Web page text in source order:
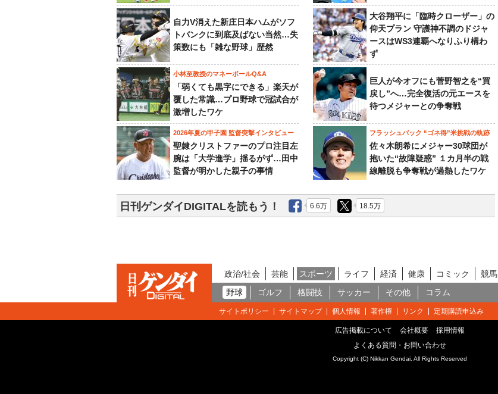
自力V消えた新庄日本ハムがソフ
トバンクに到底及ばない当然…失
策数にも「雑な野球」歴然
大谷翔平に「臨時クローザー」の
仰天プラン 守護神不調のドジャ
ースはWS3連覇へなりふり構わ
ず
小林至教授のマネーボールQ&A
「弱くても黒字にできる」楽天が
覆した常識…プロ野球で冠試合が
激増したワケ
巨人が今オフにも菅野智之を“買
戻し”へ…完全復活の元エースを
待つメジャーとの争奪戦
2026年夏の甲子園 監督突撃インタビュー
聖隷クリストファーのプロ注目左
腕は「大学進学」揺るがず…田中
監督が明かした親子の事情
フラッシュバック “ゴネ得”米挑戦の軌跡
佐々木朗希にメジャー30球団が
抱いた“故障疑惑” １カ月半の戦
線離脱も争奪戦が過熱したワケ
日刊ゲンダイDIGITALを読もう！ 6.6万 18.5万
政治/社会 芸能 スポーツ ライフ 経済 健康 コミック 競馬
野球
ゴルフ 格闘技 サッカー その他 コラム
サイトポリシー サイトマップ 個人情報 著作権 リンク 定期購読申込み
広告掲載について 会社概要
採用情報
よくある質問・お問い合わせ
Copyright (C) Nikkan Gendai. All Rights Reserved